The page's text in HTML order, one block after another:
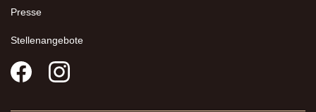
Presse
Stellenangebote